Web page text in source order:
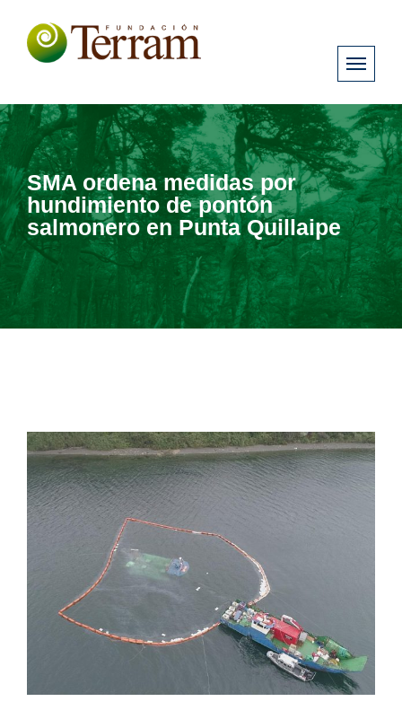
SMA ordena medidas por
hundimiento de pontón
salmonero en Punta Quillaipe